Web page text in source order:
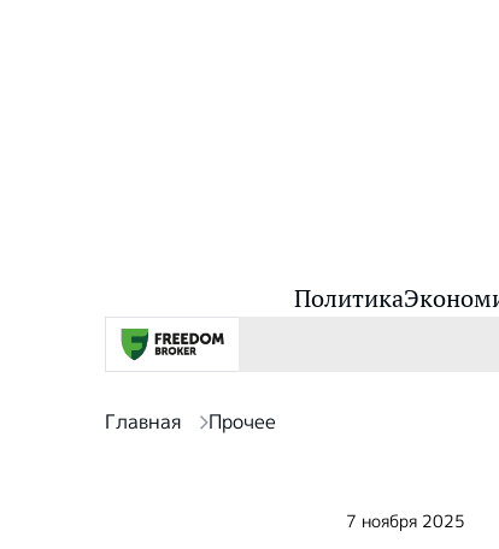
Политика
Главная Прочее
7 ноября 2025